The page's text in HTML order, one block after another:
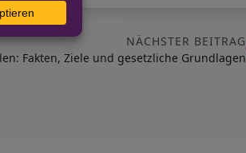
NÄCHSTER BEITRAG
Fakten, Ziele und gesetzliche Grundlagen